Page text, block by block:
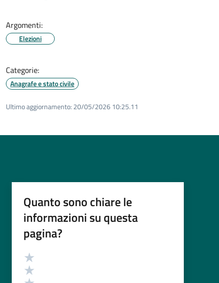
Argomenti:
Elezioni
Categorie:
Anagrafe e stato civile
Ultimo aggiornamento: 20/05/2026 10:25.11
Quanto sono chiare le
informazioni su questa
pagina?
Valutazione